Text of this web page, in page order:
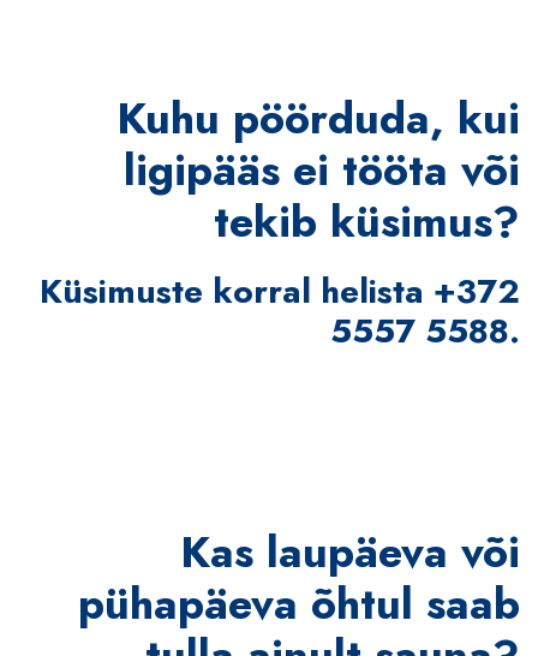
Kuhu pöörduda, kui
ligipääs ei tööta või
tekib küsimus?
Küsimuste korral helista +372
5557 5588.
Kas laupäeva või
pühapäeva õhtul saab